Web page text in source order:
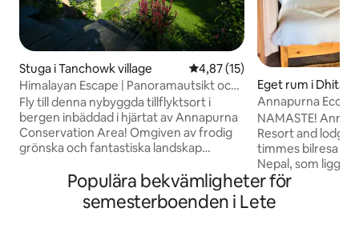
Stuga i Tanchowk village 4,87 av 5 i genomsnittligt
4,87 (15)
Himalayan Escape | Panoramautsikt och
privat kock
Fly till denna nybyggda tillflyktsort i
bergen inbäddad i hjärtat av Annapurna
Conservation Area! Omgiven av frodig
grönska och fantastiska landskap
moderna bekvämligheter med
traditionell charm. Njut av en svepande
panoramautsikt över Himalaya. Njut av
Eget rum i Dhital
Annapurna Eco-
NAMASTE! Annapurna Eco-Village
Resort and lodge
timmes bilresa
Nepal, som ligger
Annapurna range
Himalaya. De vackra gårdarna, rummen
och
Populära bekvämligheter för
semesterboenden i Lete